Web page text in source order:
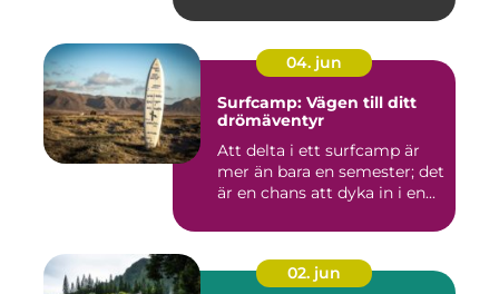
04. jun
Surfcamp: Vägen till ditt
drömäventyr
Att delta i ett surfcamp är
mer än bara en semester; det
är en chans att dyka in i en...
02. jun